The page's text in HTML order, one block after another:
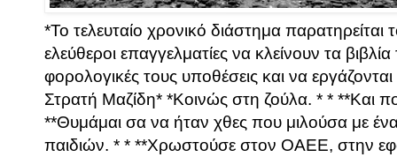
*Το τελευταίο χρονικό διάστημα παρατηρείται
ελεύθεροι επαγγελματίες να κλείνουν τα
φορολογικές τους υποθέσεις και να
Στρατή Μαζίδη* *Κοινώς στη ζούλα. * * **Και
**Θυμάμαι σα να ήταν χθες που μιλούσα με
παιδιών. * * **Χρωστούσε στον ΟΑΕΕ, στην